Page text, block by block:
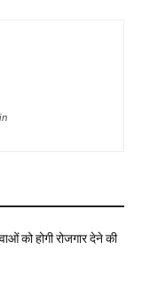
को होगी रोजगार देने की